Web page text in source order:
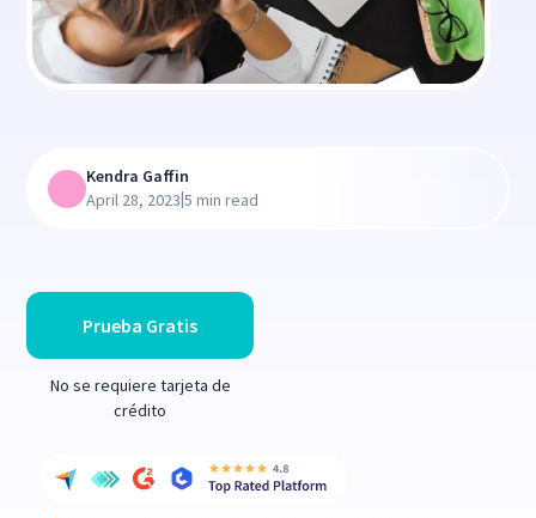
Prueba Gratis
No se requiere tarjeta de
crédito
Kendra Gaffin
April 28, 2023|5 min read